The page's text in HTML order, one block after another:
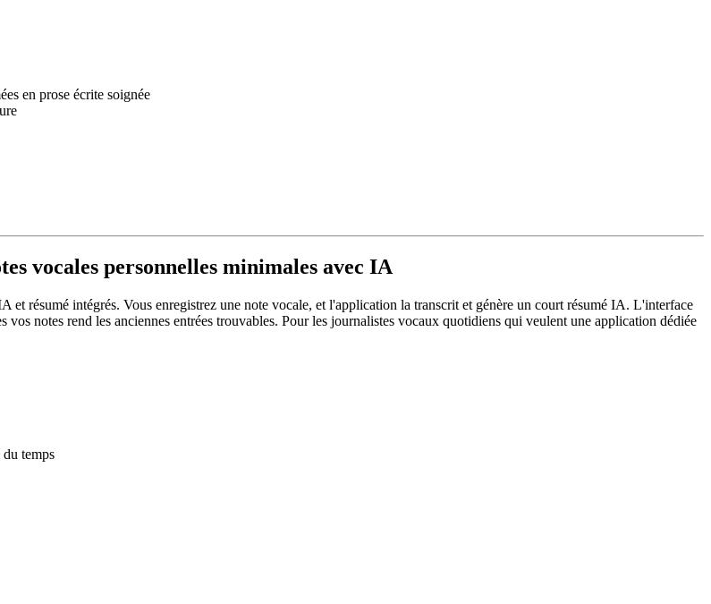
en prose écrite soignée
vocales personnelles minimales avec IA
résumé intégrés. Vous enregistrez une note vocale, et l'application la transcrit et génère un court résumé IA. L'interface
notes rend les anciennes entrées trouvables. Pour les journalistes vocaux quotidiens qui veulent une application dédiée
temps